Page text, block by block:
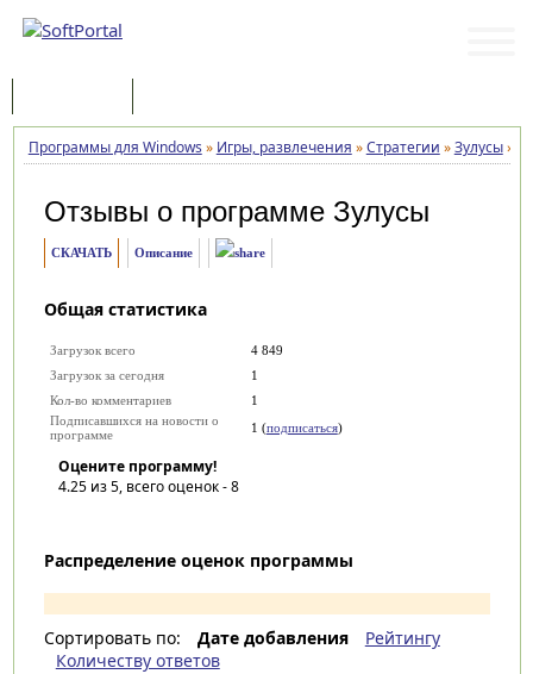
Программы для Windows » Игры, развлечения »Стратегии »Зулусы»
Отзывы о программе Зулусы
СКАЧАТЬ Описание
Общая статистика
Загрузок всего
4 849
Загрузок за сегодня
1
Кол-во комментариев
1
Подписавшихся на новости о
программе
1 (подписаться)
Оцените программу!
4.25из 5, всего оценок -8
Распределение оценок программы
Сортировать по: Дате добавления
Рейтингу
Количеству ответов